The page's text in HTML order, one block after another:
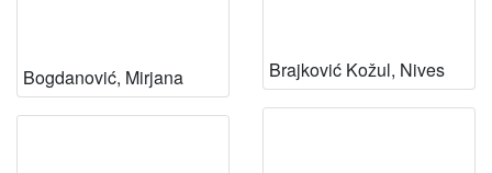
Bogdanović, Mirjana Brajković Kožul, Nives